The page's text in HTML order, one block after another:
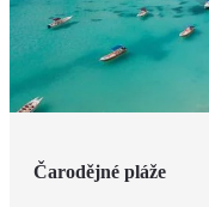
Čarodějné pláže